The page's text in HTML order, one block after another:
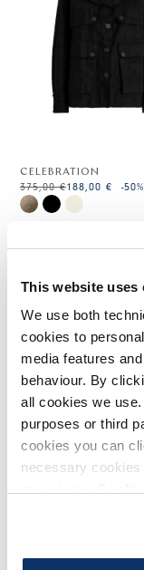
This website uses
We use both
cookies to
media features
behaviour. By
all cookies we
purposes or third
cookies you can
necessary
CELEBRATION
375,00 €188,00 € -50%